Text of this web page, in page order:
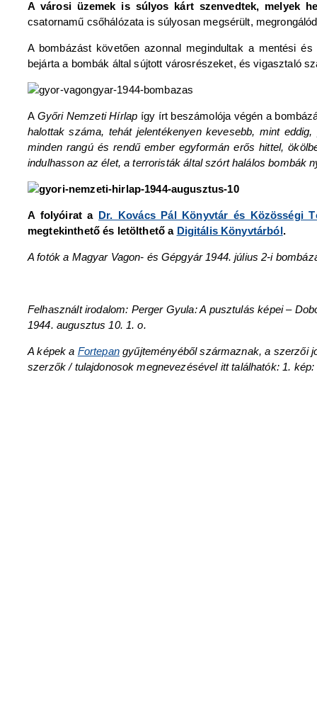
A városi üzemek is súlyos kárt szenvedtek, melyek
csatornamű csőhálózata is súlyosan megsérült,
A bombázást követően azonnal megindultak a mentési
bejárta a bombák által sújtott városrészeket, és vigasztaló
A Győri Nemzeti Hírlap így írt beszámolója végén a
halottak száma, tehát jelentékenyen kevesebb, mint
minden rangú és rendű ember egyformán erős hittel,
indulhasson az élet, a terroristák által szórt halálos bombák
A folyóirat a Dr. Kovács Pál Könyvtár és Közösségi
megtekinthető és letölthető a Digitális Könyvtárból.
A fotók a Magyar Vagon- és Gépgyár 1944. július 2-i
Felhasznált irodalom: Perger Gyula: A pusztulás képei –
1944. augusztus 10. 1. o.
A képek a Fortepangyűjteményéből származnak, a szerzői
szerzők / tulajdonosok megnevezésével itt találhatók: 1. kép: